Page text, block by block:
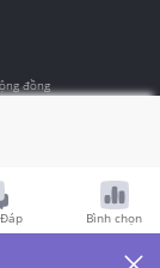
đồng
Bình chọn